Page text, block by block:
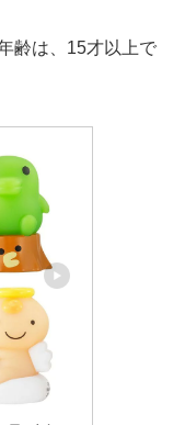
齢は、15才以上で